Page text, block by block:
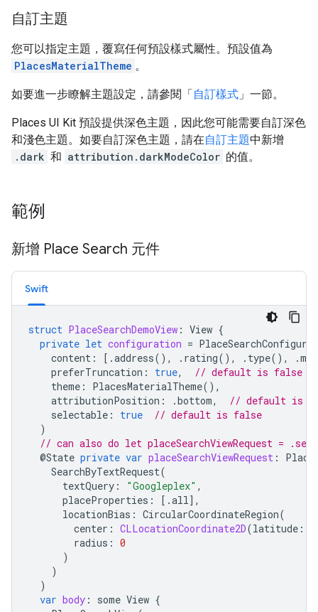
自訂主題
您可以指定主題，覆寫任何預設樣式屬性。預設值為
PlacesMaterialTheme 。
如要進一步瞭解主題設定，請參閱「 自訂樣式 」一節。
Places UI Kit 預設提供深色主題，因此您可能需要自訂深色
和淺色主題。如要自訂深色主題，請在自訂主題中新增
.dark 和 attribution.darkModeColor 的值。
範例
新增 Place Search 元件
Swift
struct PlaceSearchDemoView : View {
private let configuration =
content : [.address(), . rating(), . type(), .
preferTruncation : true,
// default is false
theme : PlacesMaterialTheme(),
attributionPosition : .bottom,
// default is
selectable : true
// default is false
)
// can also do let placeSearchViewRequest =
@State private var placeSearchViewRequest :
SearchByTextRequest(
textQuery : "Googleplex" ,
placeProperties : [.all],
locationBias : CircularCoordinateRegion(
center : CLLocationCoordinate2D(latitude :
radius : 0
)
)
)
var body : some View {